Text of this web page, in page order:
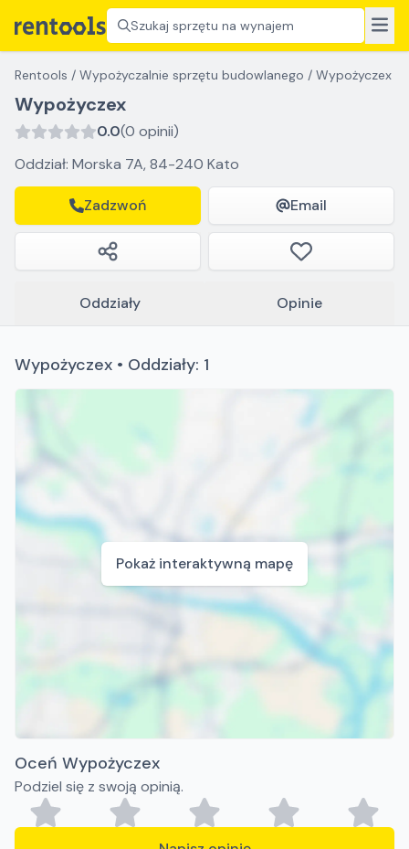
Szukaj sprzętu na wynajem
Rentools / Wypożyczalnie sprzętu budowlanego / Wypożyczex
Wypożyczex
0.0(0 opinii)
Oddział: Morska 7A, 84-240 Kato
Zadzwoń Email
Oddziały Opinie
Wypożyczex • Oddziały: 1
Pokaż interaktywną mapę
Oceń Wypożyczex
Podziel się z swoją opinią.